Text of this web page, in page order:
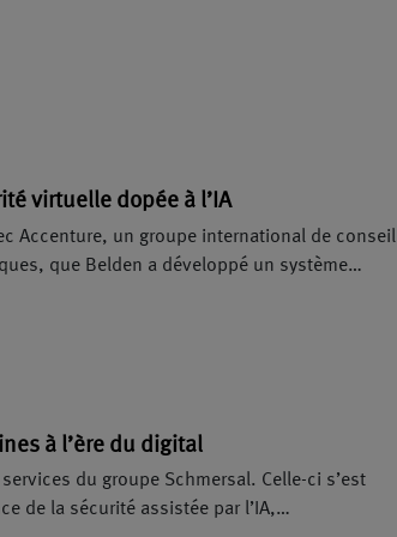
virtuelle dopée à l’IA
Accenture, un groupe international de conseil
que Belden a développé un système…
à l’ère du digital
du groupe Schmersal. Celle-ci s’est
de la sécurité assistée par l’IA,…